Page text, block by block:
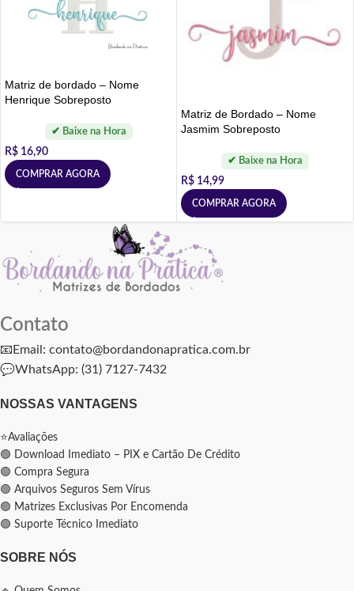
Matriz de bordado – Nome
Henrique Sobreposto
R$ 16,90
COMPRAR AGORA
Matriz de Bordado – Nome
Jasmim Sobreposto
R$ 14,99
COMPRAR AGORA
Contato
📧Email: contato@bordandonapratica.com.br
💬WhatsApp: (31) 7127-7432
NOSSAS VANTAGENS
⭐Avaliações
🟢 Download Imediato – PIX e Cartão De Crédito
🟢 Compra Segura
🟢 Arquivos Seguros Sem Vírus
🟢 Matrizes Exclusivas Por Encomenda
🟢 Suporte Técnico Imediato
SOBRE NÓS